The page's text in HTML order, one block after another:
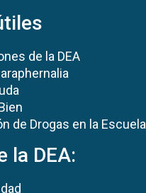
de la DEA
de Drogas en la Escuela
la DEA: